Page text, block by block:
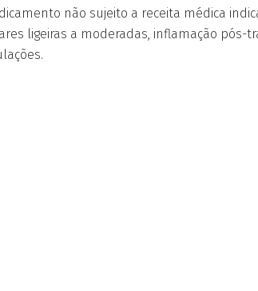
não sujeito a receita médica
ligeiras a moderadas, inflamação pós-